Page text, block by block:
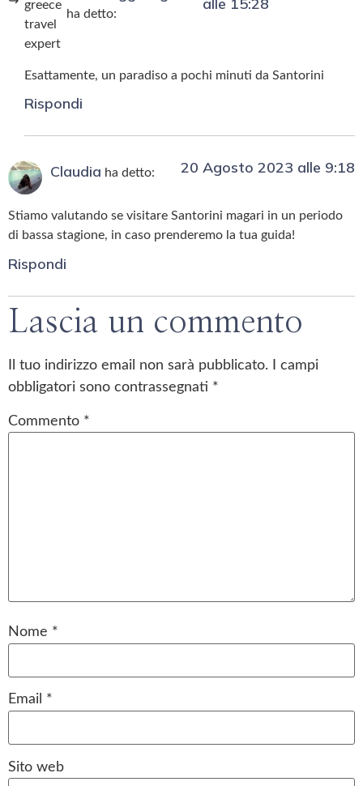
ha detto:
alle 15:28
Esattamente, un paradiso a pochi minuti da Santorini
Rispondi
Claudia ha detto: 20 Agosto 2023 alle 9:18
Stiamo valutando se visitare Santorini magari in un periodo
di bassa stagione, in caso prenderemo la tua guida!
Rispondi
Lascia un commento
Il tuo indirizzo email non sarà pubblicato.
I campi
obbligatori sono contrassegnati *
Commento *
Nome *
Email *
Sito web